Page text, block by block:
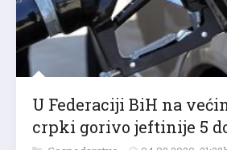
U Federaciji BiH na
crpki gorivo jeftinije 5